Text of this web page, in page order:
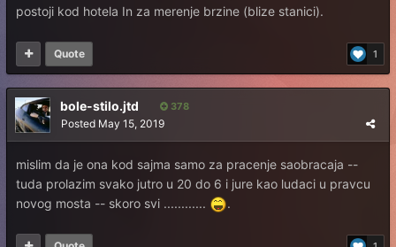
postoji kod hotela In za merenje brzine (blize stanici).
1
Quote
bole-stilo.jtd 378
Posted May 15, 2019
mislim da je ona kod sajma samo za pracenje saobracaja --
tuda prolazim svako jutro u 20 do 6 i jure kao ludaci u pravcu
novog mosta -- skoro svi ............
.